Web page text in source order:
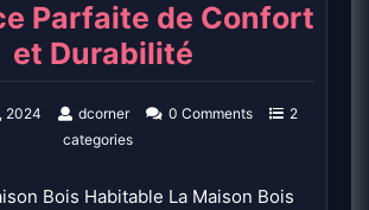
Parfaite de Confort
et Durabilité
2024 dcorner 0 Comments
2
categories
Bois Habitable La Maison Bois